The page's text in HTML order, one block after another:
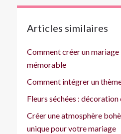
Articles similaires
Comment créer un
mémorable
Comment intégrer un
Fleurs séchées :
Créer une atmosphère
unique pour votre mariage